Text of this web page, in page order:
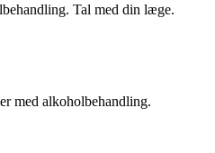
Tal med din læge.
med alkoholbehandling.